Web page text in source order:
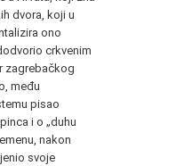
dvora, koji u
ono
crkvenim
zagrebačkog
među
pisao
i o „duhu
nakon
svoje